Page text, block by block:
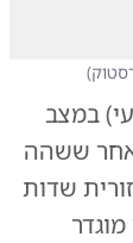
)
במצב
ששהה
שדות